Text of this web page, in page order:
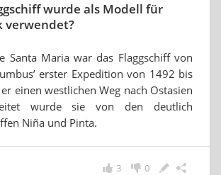
wurde als Modell für
verwendet?
Santa Maria war das Flaggschiff von
erster Expedition von 1492 bis
einen westlichen Weg nach Ostasien
wurde sie von den deutlich
Niña und Pinta.
0
3